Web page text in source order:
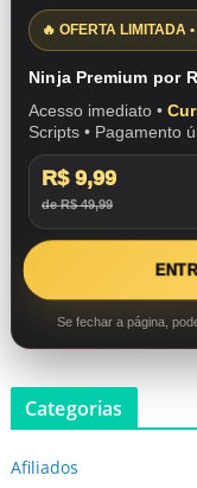
🔥 OFERTA LIMITADA
Ninja Premium por
Acesso imediato •
Scripts • Pagamento
R$ 9,99
de R$ 49,99
Se fechar a página,
Categorias
Afiliados